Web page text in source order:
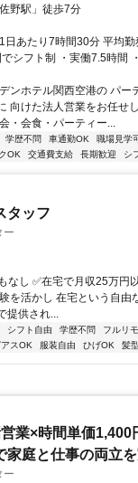
野駅」徒歩7分
日あたり7時間30分 平均
シフト制 ・実働7.5時間
ンホテル関西空港の パー
向けた法人営業をお任せ
・会食・パーティー...
学歴不問 車通勤OK 職場見学
OK 交通費支給 長期歓迎 シ
タッフ
ー
なし ✅在宅で月収25万円
を活かし 在宅という自由
提供され...
シフト自由 学歴不問 フルリ
アスOK 服装自由 ひげOK 髪
営業×時間単価
家庭と仕事の両立
ー